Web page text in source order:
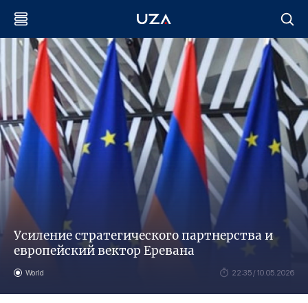
Усиление стратегического партнерства и
европейский вектор Еревана
World 22:35 / 10.05.2026